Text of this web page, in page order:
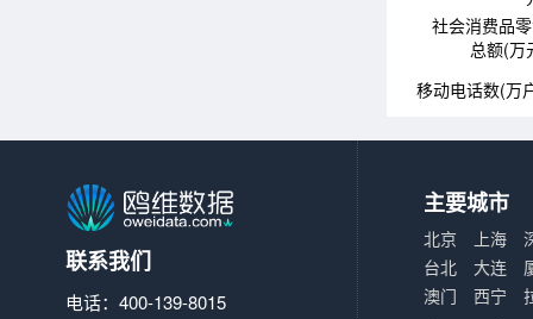
社会消费品
总额(万
移动电话数(万
联系我们
电话：400-139-8015
主要城市
北京 上海
台北
大连
澳门
西宁